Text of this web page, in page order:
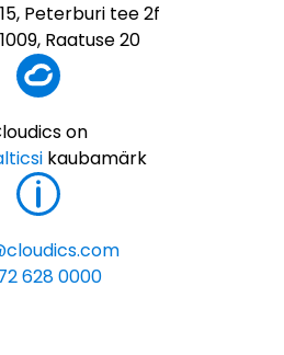
628 0000
Peterburi tee 2f
Raatuse 20
on
kaubamärk